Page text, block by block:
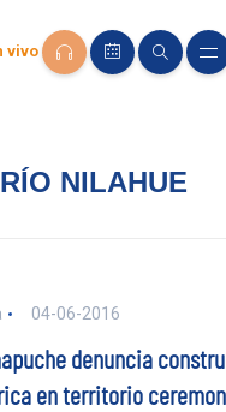
vivo
RÍO NILAHUE
04-06-2016
denuncia
en territorio